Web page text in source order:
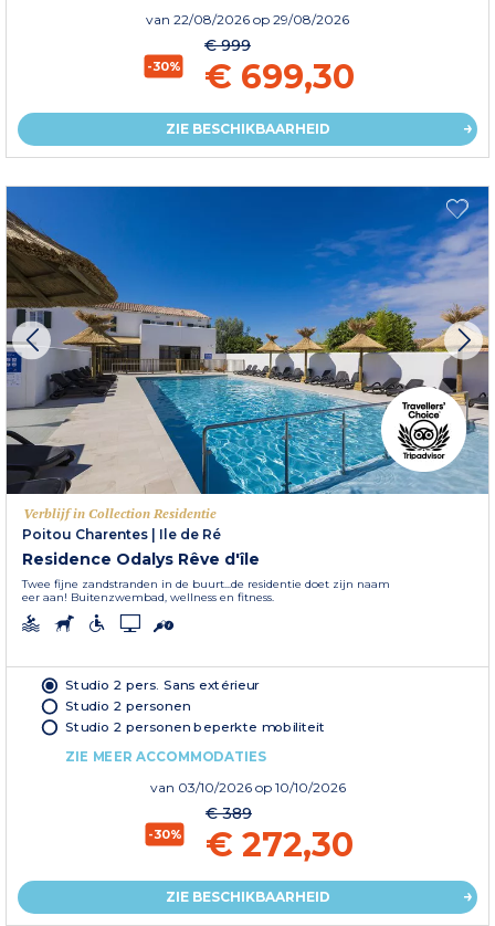
van 22/08/2026 op 29/08/2026
-30%
€ 999
€ 699,30
ZIE BESCHIKBAARHEID
Verblijf in Collection Residentie
Poitou Charentes
Ile de Ré
Residence Odalys Rêve d'île
Twee fijne zandstranden in de buurt...de residentie doet zijn naam
eer aan! Buitenzwembad, wellness en fitness.
Studio 2 pers. Sans extérieur
Studio 2 personen
Studio 2 personen beperkte mobiliteit
ZIE MEER ACCOMMODATIES
van 03/10/2026 op 10/10/2026
-30%
€ 389
€ 272,30
ZIE BESCHIKBAARHEID